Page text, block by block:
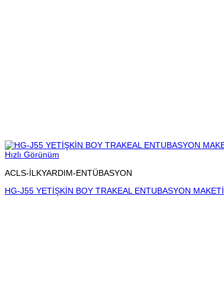
Hızlı Görünüm
ACLS-İLKYARDIM-ENTÜBASYON
HG-J55 YETİŞKİN BOY TRAKEAL ENTUBASYON MAKETİ